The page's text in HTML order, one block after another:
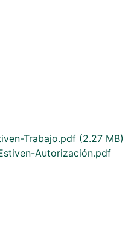
Trabajo.pdf (2.27 MB)
Autorización.pdf